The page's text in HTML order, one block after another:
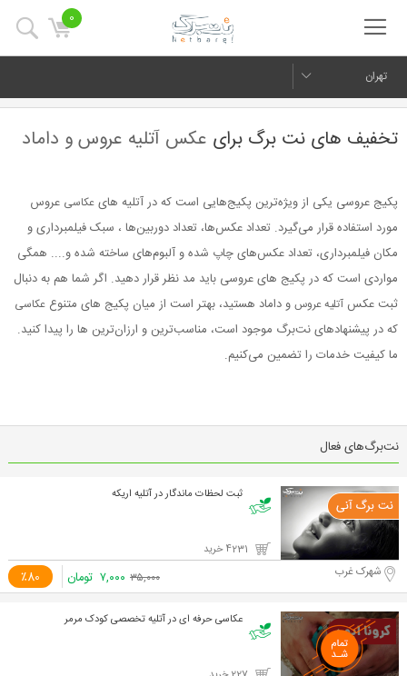
0
تهران
تخفیف های نت برگ برای عکس آتلیه عروس و داماد
پکیج عروسی یکی از ویژه‌ترین پکیج‌هایی است که در آتلیه های عکاسی عروس
مورد استفاده قرار می‌گیرد. تعداد عکس‌ها، تعداد دوربین‌ها ، سبک فیلمبرداری و
مکان فیلمبرداری، تعداد عکس‌های چاپ شده و آلبوم‌های ساخته شده و.... همگی
مواردی است که در پکیج های عروسی باید مد نظر قرار دهید. اگر شما هم به دنبال
ثبت عکس آتلیه عروس و داماد هستید، بهتر است از میان پکیج های متنوع عکاسی
که در پیشنهادهای نت‌برگ موجود است، مناسب‌ترین و ارزان‌ترین ها را پیدا کنید.
ما کیفیت خدمات را تضمین می‌کنیم.
نت‌برگ‌های فعال
ثبت لحظات ماندگار در آتلیه اریکه
٪80 شهرک غرب ۳۵,۰۰۰ ۷,۰۰۰ تومان
عکاسی حرفه ای در آتلیه تخصصی کودک مرمر